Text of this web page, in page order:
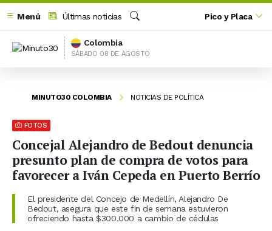
Menú
Últimas noticias
Buscar
Pico y Placa
Colombia
SÁBADO 08 DE AGOSTO
MINUTO30 COLOMBIA NOTICIAS DE POLÍTICA
FOTOS
Concejal Alejandro de Bedout denuncia
presunto plan de compra de votos para
favorecer a Iván Cepeda en Puerto Berrío
El presidente del Concejo de Medellín, Alejandro De
Bedout, asegura que este fin de semana estuvieron
ofreciendo hasta $300.000 a cambio de cédulas